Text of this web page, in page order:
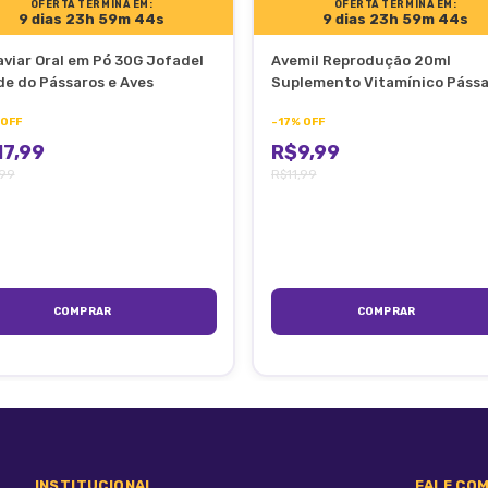
o produto por um período mínimo de 30 dias.
OFERTA TERMINA EM:
9 dias 23h 59m 44s
Oral em Pó 30G Jofadel
do Pássaros e Aves
OFF
OFERTA TERMINA EM:
9 dias 23h 59m 44s
Avemil Reprodução 20ml
Suplemento Vitamínico
-17% OFF
R$9,99
R$11,99
INSTITUCIONAL FALE